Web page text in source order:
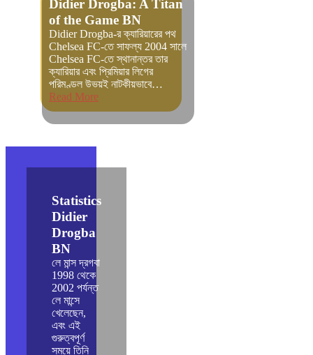
Didier Drogba: A Titan
of the Game BN
Didier Drogba-র ক্যারিয়ারের পথ
Chelsea FC-তে সাফল্য 2004 সালে
Chelsea FC-তে স্থানান্তর তার
ক্যারিয়ার এবং প্রিমিয়ার লিগের
পরিমণ্ডল উভয়ই নাটকীয়ভাবে…
Read More
Statistics
Didier
Drogba
BN
লে মান্স দ্রগবা
1998 থেকে
2002 পর্যন্ত
লে মান্সে
খেলেছেন,
এবং এই
গুরুত্বপূর্ণ
সময়ে তিনি